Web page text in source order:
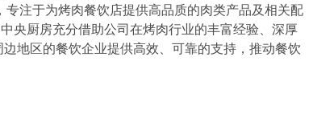
专注于为烤肉餐饮店提供高品质的肉类产品及相关配
央厨房充分借助公司在烤肉行业的丰富经验、深厚
地区的餐饮企业提供高效、可靠的支持，推动餐饮